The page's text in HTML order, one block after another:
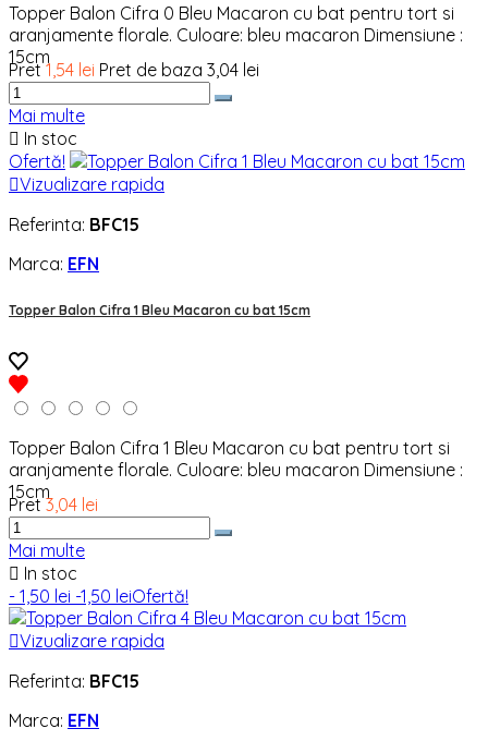
Topper Balon Cifra 0 Bleu Macaron cu bat pentru tort si
aranjamente florale. Culoare: bleu macaron Dimensiune :
15cm
Pret 1,54 lei Pret de baza 3,04 lei
Mai multe
 In stoc
Ofertă!
Vizualizare rapida
Referinta: BFC15
Marca: EFN
Topper Balon Cifra 1 Bleu Macaron cu bat 15cm
Topper Balon Cifra 1 Bleu Macaron cu bat pentru tort si
aranjamente florale. Culoare: bleu macaron Dimensiune :
15cm
Pret 3,04 lei
Mai multe
 In stoc
- 1,50 lei -1,50 leiOfertă!
Vizualizare rapida
Referinta: BFC15
Marca: EFN